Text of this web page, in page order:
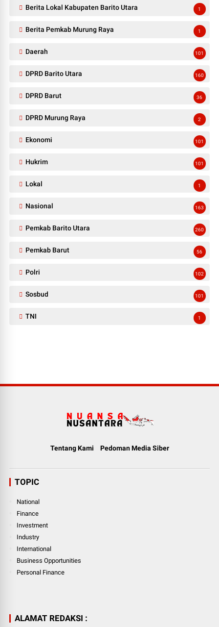
Berita Lokal Kabupaten Barito Utara 1
Berita Pemkab Murung Raya 1
Daerah 101
DPRD Barito Utara 160
DPRD Barut 36
DPRD Murung Raya 2
Ekonomi 101
Hukrim 101
Lokal 1
Nasional 163
Pemkab Barito Utara 260
Pemkab Barut 56
Polri 102
Sosbud 101
TNI 1
Tentang Kami Pedoman Media Siber
TOPIC
National
Finance
Investment
Industry
International
Business Opportunities
Personal Finance
ALAMAT REDAKSI :